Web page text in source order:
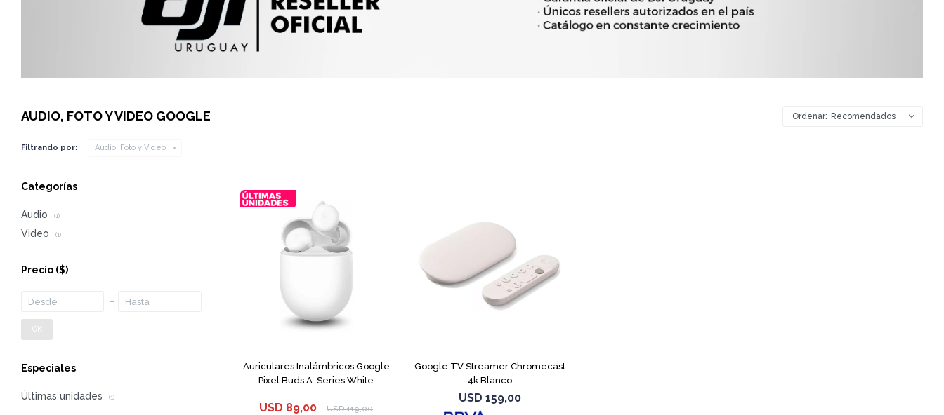
AUDIO, FOTO Y VIDEO GOOGLE Recomendados
Filtrando por: Audio, Foto y Video
Auriculares Inalámbricos Google
Pixel Buds A-Series White
USD 89,00 USD 119,00
Google TV Streamer Chromecast
4k Blanco
USD 159,00
Categorías
Audio (1)
Video (1)
Precio ($)
OK
Especiales
Últimas unidades (1)